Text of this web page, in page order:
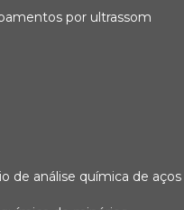
por ultrassom
de análise química de aços